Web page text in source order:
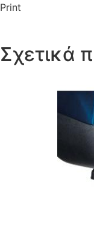
Print
Σχετικά